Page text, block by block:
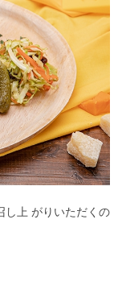
し上 がりいただくの